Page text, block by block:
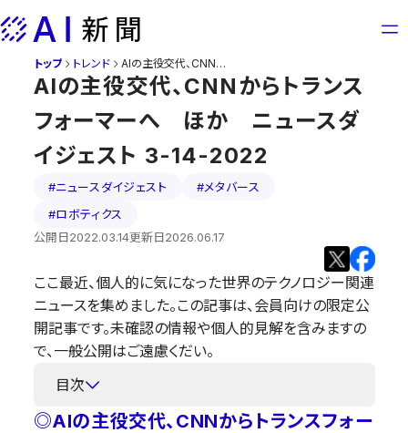
to
contentトップ トレンド AIの主役交代、CNNからトランスフォーマーへ ほか ニュースダイジェスト 3-14-2022
AIの主役交代、CNNからトランス
フォーマーへ ほか ニュースダ
イジェスト 3-14-2022
#ニュースダイジェスト
#メタバース
#ロボティクス
公開日2022.03.14更新日2026.06.17
ここ最近、個人的に気になった世界のテクノロジー関連
ニュースを集めました。この記事は、会員向けの限定公
開記事です。未確認の情報や個人的見解を含みますの
で、一般公開はご遠慮くだい。
目次
◎AIの主役交代、CNNからトランスフォー